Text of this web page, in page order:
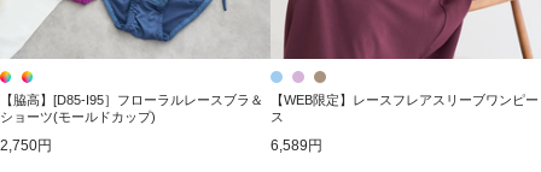
【脇高】[D85-I95］フローラルレースブラ＆
ショーツ(モールドカップ)
2,750円
【WEB限定】レースフレアスリーブワンピー
ス
6,589円